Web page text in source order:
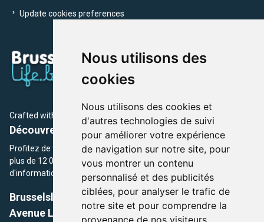
Nous utilisons des
cookies
Nous utilisons des cookies et
d'autres technologies de suivi
pour améliorer votre expérience
de navigation sur notre site, pour
vous montrer un contenu
personnalisé et des publicités
ciblées, pour analyser le trafic de
notre site et pour comprendre la
provenance de nos visiteurs.
Update cookies preferences
Crafted with by Brusselslife Team
Découvrez plus de 12 000 adresses et événements
Profitez de toutes les sections de BrusselsLife.be et découvrez
plus de 12 000 adresses et un grand choix d'événements,
d'informations et de conseils et astuces de notre écriture.
Brusselslife.be
Avenue Louise, 500 -1050 Ixelles, Brussels,